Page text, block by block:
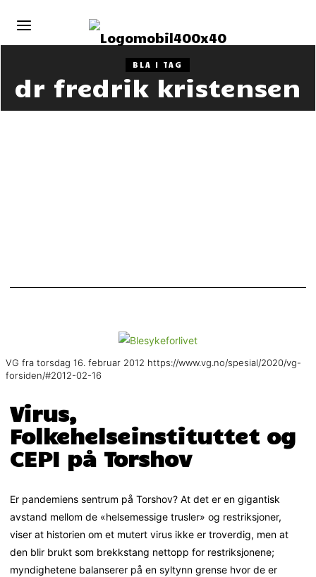
BLA I TAG
dr fredrik kristensen
VG fra torsdag 16. februar 2012 https://www.vg.no/spesial/2020/vg-
forsiden/#2012-02-16
Virus,
Folkehelseinstituttet og
CEPI på Torshov
Er pandemiens sentrum på Torshov? At det er en gigantisk
avstand mellom de «helsemessige trusler» og restriksjoner,
viser at historien om et mutert virus ikke er troverdig, men at
den blir brukt som brekkstang nettopp for restriksjonene;
myndighetene balanserer på en syltynn grense hvor de er